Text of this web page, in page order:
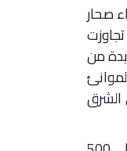
صحار
تجاوزت
من
الشرق